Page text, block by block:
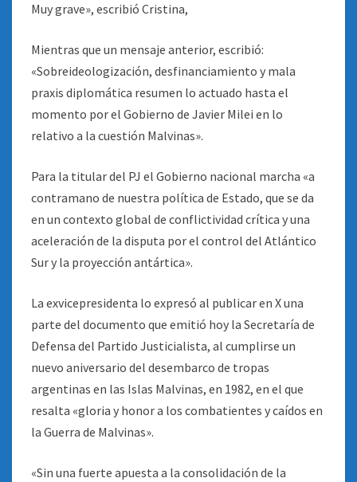
Muy grave», escribió Cristina,
Mientras que un mensaje anterior, escribió:
«Sobreideologización, desfinanciamiento y mala
praxis diplomática resumen lo actuado hasta el
momento por el Gobierno de Javier Milei en lo
relativo a la cuestión Malvinas».
Para la titular del PJ el Gobierno nacional marcha «a
contramano de nuestra política de Estado, que se da
en un contexto global de conflictividad crítica y una
aceleración de la disputa por el control del Atlántico
Sur y la proyección antártica».
La exvicepresidenta lo expresó al publicar en X una
parte del documento que emitió hoy la Secretaría de
Defensa del Partido Justicialista, al cumplirse un
nuevo aniversario del desembarco de tropas
argentinas en las Islas Malvinas, en 1982, en el que
resalta «gloria y honor a los combatientes y caídos en
la Guerra de Malvinas».
«Sin una fuerte apuesta a la consolidación de la